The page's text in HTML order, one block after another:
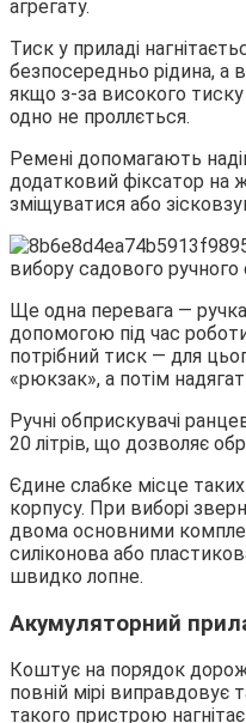
агрегату.
Тиск у приладі
безпосередньо рідина, а
якщо з-за високого
одно не проллється.
Ремені допомагають
додатковий фіксатор на
зміщуватися або
Ще одна перевага —
допомогою під час
потрібний тиск — для
«рюкзак», а потім
Ручні обприскувачі
20 літрів, що дозволяє
Єдине слабке місце
корпусу. При виборі
двома основними
силіконова або
швидко лопне.
Акумуляторний
Коштує на порядок
повній мірі виправдовує
такого пристрою